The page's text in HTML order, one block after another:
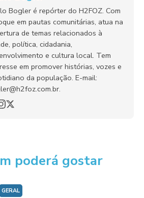
Bogler é repórter do H2FOZ. Com
em pautas comunitárias, atua na
de temas relacionados à
política, cidadania,
e cultura local. Tem
em promover histórias, vozes e
da população. E-mail:
poderá gostar
GERAL